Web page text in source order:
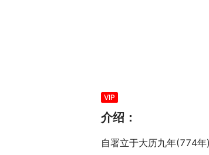
VIP
介绍：
自署立于大历九年(774